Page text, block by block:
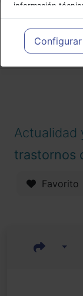
información
meramente
profesionales
cada caso
necesidades del
Actualidad
trastornos
Favorito